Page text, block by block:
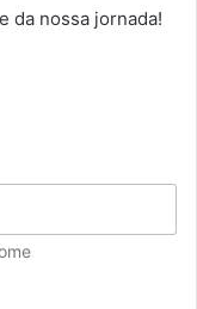
da nossa jornada!